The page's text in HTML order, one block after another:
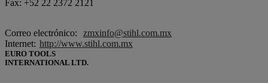
Fax: +52 22 2372 2121
Correo electrónico:
zmxinfo@stihl.com.mx
Internet: http://www.stihl.com.mx
EURO TOOLS
INTERNATIONAL LTD.